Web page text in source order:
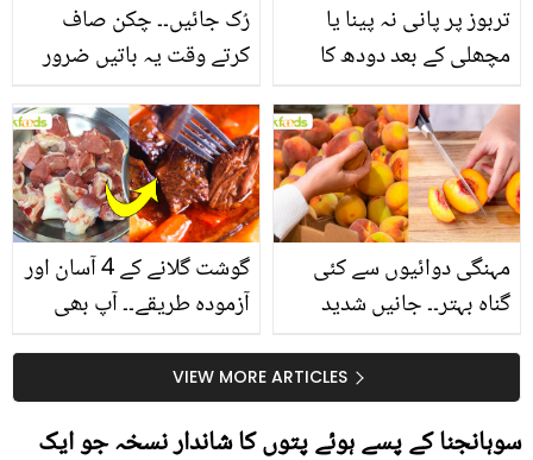
رُک جائیں۔۔ چکن صاف
کرتے وقت یہ باتیں ضرور
تربوز پر پانی نہ پینا یا
مچھلی کے بعد دودھ کا
سے متعلق غلط فہمیوں کی
حقیقت کیا ہے اور افواہ
کیا؟
گوشت گلانے کے 4 آسان اور
آزمودہ طریقے۔۔ آپ بھی
بتائے راز
مہنگی دوائیوں سے کئی
گناہ بہتر۔۔ جانیں شدید
کیوں کھانا چاہیے؟ VIEW MORE ARTICLES
سوہانجنا کے پسے ہوئے پتوں کا شاندار نسخہ جو ایک